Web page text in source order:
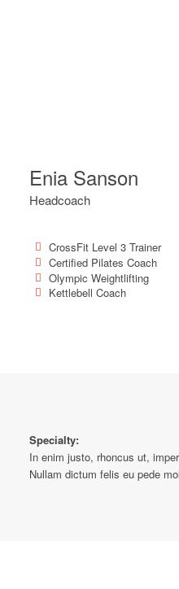
Enia Sanson
Headcoach
CrossFit Level 3 Trainer
Certified Pilates Coach
Olympic Weightlifting
Kettlebell Coach
Specialty:
In enim justo, rhoncus ut,
Nullam dictum felis eu pede